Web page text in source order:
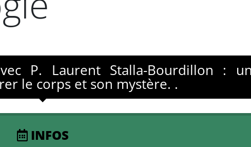
P. Laurent Stalla-Bourdillon :
le corps et son mystère. .
INFOS